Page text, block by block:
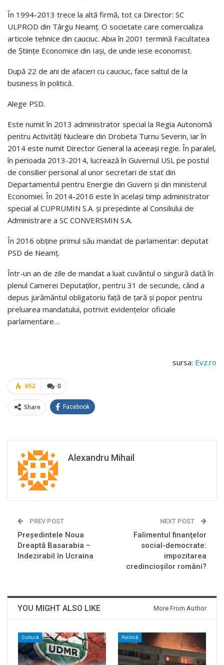
În 1994-2013 trece la altă firmă, tot ca Director: SC
ULPROD din Târgu Neamț. O societate care comercializa
articole tehnice din cauciuc. Abia în 2001 termină Facultatea
de Științe Economice din Iași, de unde iese economist.
După 22 de ani de afaceri cu cauciuc, face saltul de la
business în politică.
Alege PSD.
Este numit în 2013 administrator special la Regia Autonomă
pentru Activităţi Nucleare din Drobeta Turnu Severin, iar în
2014 este numit Director General la aceeași regie. În paralel,
în perioada 2013-2014, lucrează în Guvernul USL pe postul
de consilier personal al unor secretari de stat din
Departamentul pentru Energie din Guvern și din ministerul
Economiei. În 2014-2016 este în același timp administrator
special al CUPRUMIN S.A. și președinte al Consiliului de
Administrare a SC CONVERSMIN S.A.
În 2016 obține primul său mandat de parlamentar: deputat
PSD de Neamț.
Într-un an de zile de mandat a luat cuvântul o singură dată în
plenul Camerei Deputaților, pentru 31 de secunde, când a
depus jurământul obligatoriu față de țară și popor pentru
preluarea mandatului, potrivit evidențelor oficiale
parlamentare…
sursa: Evz.ro
0
652
Share Facebook
Alexandru Mihail
PREV POST
Președintele Noua
Dreaptă Basarabia –
Indezirabil în Ucraina
NEXT POST
Falimentul finanţelor
social-democrate:
impozitarea
credincioşilor români?
YOU MIGHT ALSO LIKE More From Author
Cultură Politică